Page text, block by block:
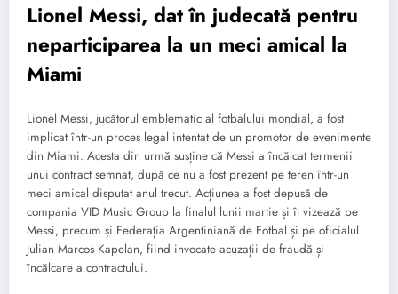
Lionel Messi, dat în judecată pentru
neparticiparea la un meci amical la
Miami
Lionel Messi, jucătorul emblematic al fotbalului mondial, a fost
implicat într-un proces legal intentat de un promotor de evenimente
din Miami. Acesta din urmă susține că Messi a încălcat termenii
unui contract semnat, după ce nu a fost prezent pe teren într-un
meci amical disputat anul trecut. Acțiunea a fost depusă de
compania VID Music Group la finalul lunii martie și îl vizează pe
Messi, precum și Federația Argentiniană de Fotbal și pe oficialul
Julian Marcos Kapelan, fiind invocate acuzații de fraudă și
încălcare a contractului.